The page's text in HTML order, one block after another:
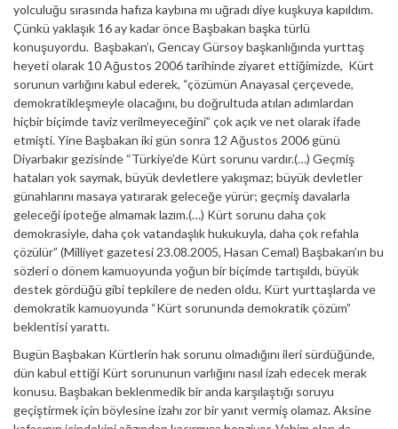
yolculuğu sırasında hafıza kaybına mı uğradı diye kuşkuya kapıldım.
Çünkü yaklaşık 16 ay kadar önce Başbakan başka türlü
konuşuyordu. Başbakan’ı, Gencay Gürsoy başkanlığında yurttaş
heyeti olarak 10 Ağustos 2006 tarihinde ziyaret ettiğimizde, Kürt
sorunun varlığını kabul ederek, “çözümün Anayasal çerçevede,
demokratikleşmeyle olacağını, bu doğrultuda atılan adımlardan
hiçbir biçimde taviz verilmeyeceğini” çok açık ve net olarak ifade
etmişti. Yine Başbakan iki gün sonra 12 Ağustos 2006 günü
Diyarbakır gezisinde “Türkiye’de Kürt sorunu vardır.(…) Geçmiş
hataları yok saymak, büyük devletlere yakışmaz; büyük devletler
günahlarını masaya yatırarak geleceğe yürür; geçmiş davalarla
geleceği ipoteğe almamak lazım.(…) Kürt sorunu daha çok
demokrasiyle, daha çok vatandaşlık hukukuyla, daha çok refahla
çözülür” (Milliyet gazetesi 23.08.2005, Hasan Cemal) Başbakan’ın bu
sözleri o dönem kamuoyunda yoğun bir biçimde tartışıldı, büyük
destek gördüğü gibi tepkilere de neden oldu. Kürt yurttaşlarda ve
demokratik kamuoyunda “Kürt sorununda demokratik çözüm”
beklentisi yarattı.
Bugün Başbakan Kürtlerin hak sorunu olmadığını ileri sürdüğünde,
dün kabul ettiği Kürt sorununun varlığını nasıl izah edecek merak
konusu. Başbakan beklenmedik bir anda karşılaştığı soruyu
geçiştirmek için böylesine izahı zor bir yanıt vermiş olamaz. Aksine